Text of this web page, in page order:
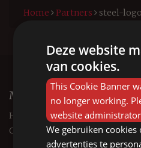
Home Partners steel-logo
Menu
Home
Over Forest Keukens
Over Forest Keukens
Deze website
van cookies.
This Cookie Banner
no longer working.
website
We gebruiken
advertenties te